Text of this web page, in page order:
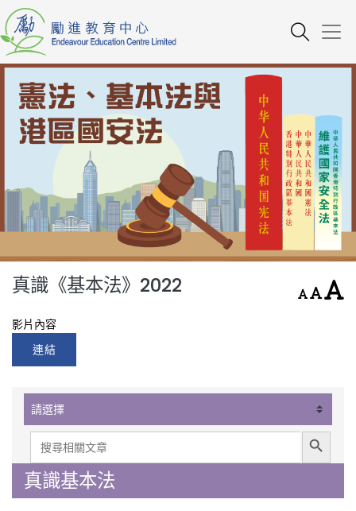
真識《基本法》2022
影片內容
連結
Search
for:
Search Button
真識基本法